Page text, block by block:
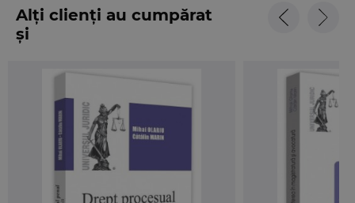
Alți clienți au cumpărat
și